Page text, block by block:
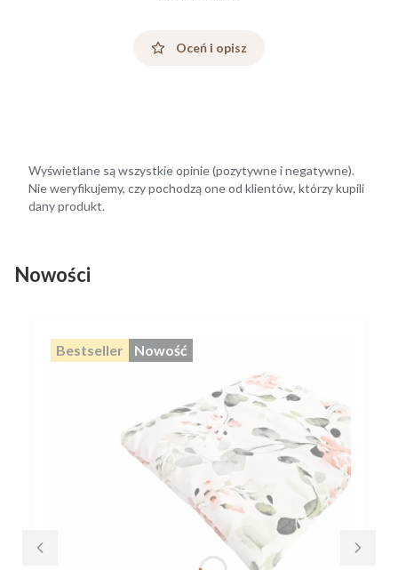
Oceń i opisz
Wyświetlane są wszystkie opinie (pozytywne i negatywne).
Nie weryfikujemy, czy pochodzą one od klientów, którzy kupili
dany produkt.
Nowości
Bestseller Nowość